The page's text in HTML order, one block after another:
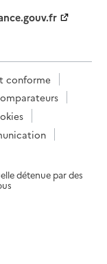
conforme
détenue par des